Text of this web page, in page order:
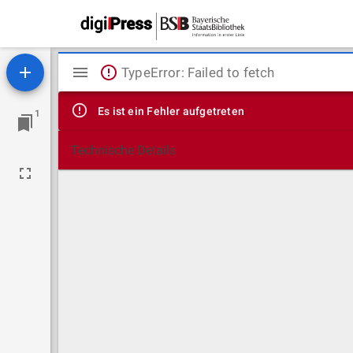
1
Mirador
Viewer
TypeError: Failed to fetch
Es ist ein Fehler aufgetreten
Technische Details